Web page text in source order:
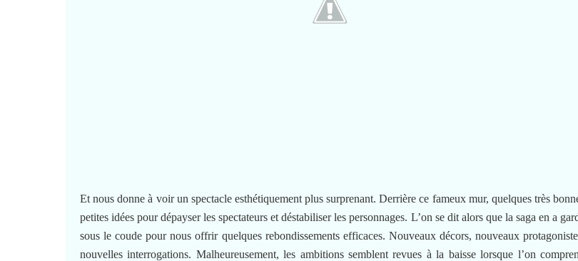
Et nous donne à voir un spectacle esthétiquement plus surprenant. Derrière ce fameux mur, quelques très
petites idées pour dépayser les spectateurs et déstabiliser les personnages. L’on se dit alors que la saga en a
sous le coude pour nous offrir quelques rebondissements efficaces. Nouveaux décors, nouveaux
nouvelles interrogations. Malheureusement, les ambitions semblent revues à la baisse lorsque l’on